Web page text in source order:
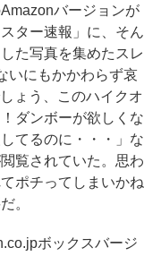
バージョンが
ター速報」に、そん
た写真を集めたスレ
いにもかかわらず哀
ょう、このハイクオ
ダンボーが欲しくな
てるのに・・・」な
覧されていた。思わ
ポチってしまいかね
。
ボックスバージ